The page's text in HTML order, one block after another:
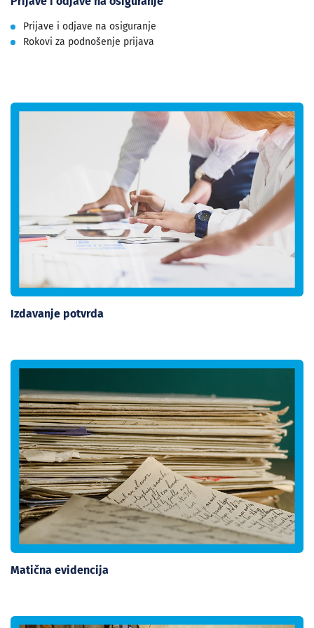
Prijave i odjave na osiguranje
Rokovi za podnošenje prijava
Izdavanje potvrda
Matična evidencija